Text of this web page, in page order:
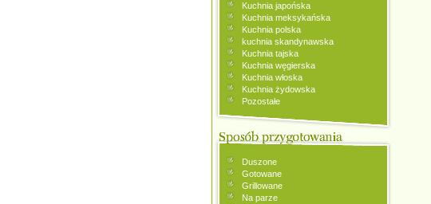
Kuchnia japońska
Kuchnia meksykańska
Kuchnia polska
kuchnia skandynawska
Kuchnia tajska
Kuchnia węgierska
Kuchnia włoska
Kuchnia żydowska
Pozostałe
Duszone
Gotowane
Grillowane
Na parze